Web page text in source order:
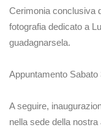
Cerimonia conclusiva
fotografia dedicato a
guadagnarsela.
Appuntamento
A seguire,
nella sede della